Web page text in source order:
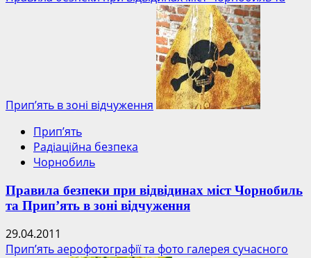
Прип’ять в зоні відчуження
Прип’ять
Радіаційна безпека
Чорнобиль
Правила безпеки при відвідинах міст Чорнобиль
та Прип’ять в зоні відчуження
29.04.2011
Прип’ять аерофотографії та фото галерея сучасного